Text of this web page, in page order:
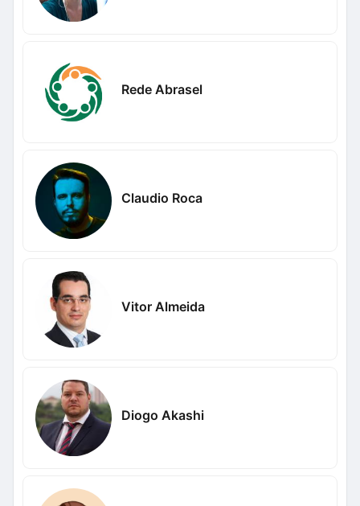
Rede Abrasel
Claudio Roca
Vitor Almeida
Diogo Akashi